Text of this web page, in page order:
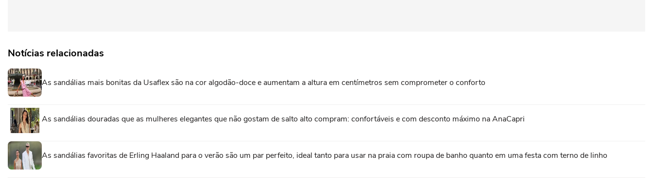
Notícias relacionadas
As sandálias mais bonitas da Usaflex são na cor algodão-doce e aumentam a altura em centímetros sem comprometer o conforto
As sandálias douradas que as mulheres elegantes que não gostam de salto alto compram: confortáveis e com desconto máximo na AnaCapri
As sandálias favoritas de Erling Haaland para o verão são um par perfeito, ideal tanto para usar na praia com roupa de banho quanto em uma festa com terno de linho